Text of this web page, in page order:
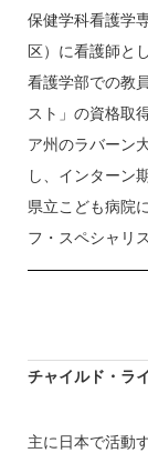
保健学科看護学
区）に看護師と
看護学部での教
スト」の資格取
ア州のラバーン
し、インターン
県立こども病院
フ・スペシャリ
チャイルド・ラ
主に日本で活動